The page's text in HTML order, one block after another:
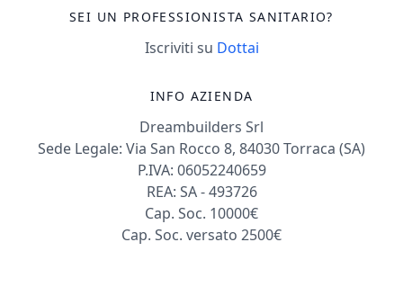
SEI UN PROFESSIONISTA SANITARIO?
Iscriviti su Dottai
INFO AZIENDA
Dreambuilders Srl
Sede Legale: Via San Rocco 8, 84030 Torraca (SA)
P.IVA: 06052240659
REA: SA - 493726
Cap. Soc. 10000€
Cap. Soc. versato 2500€